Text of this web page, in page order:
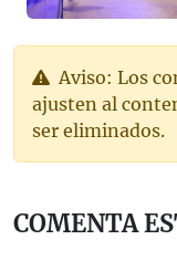
Aviso: Los
ajusten al
ser eliminados.
COMENTA